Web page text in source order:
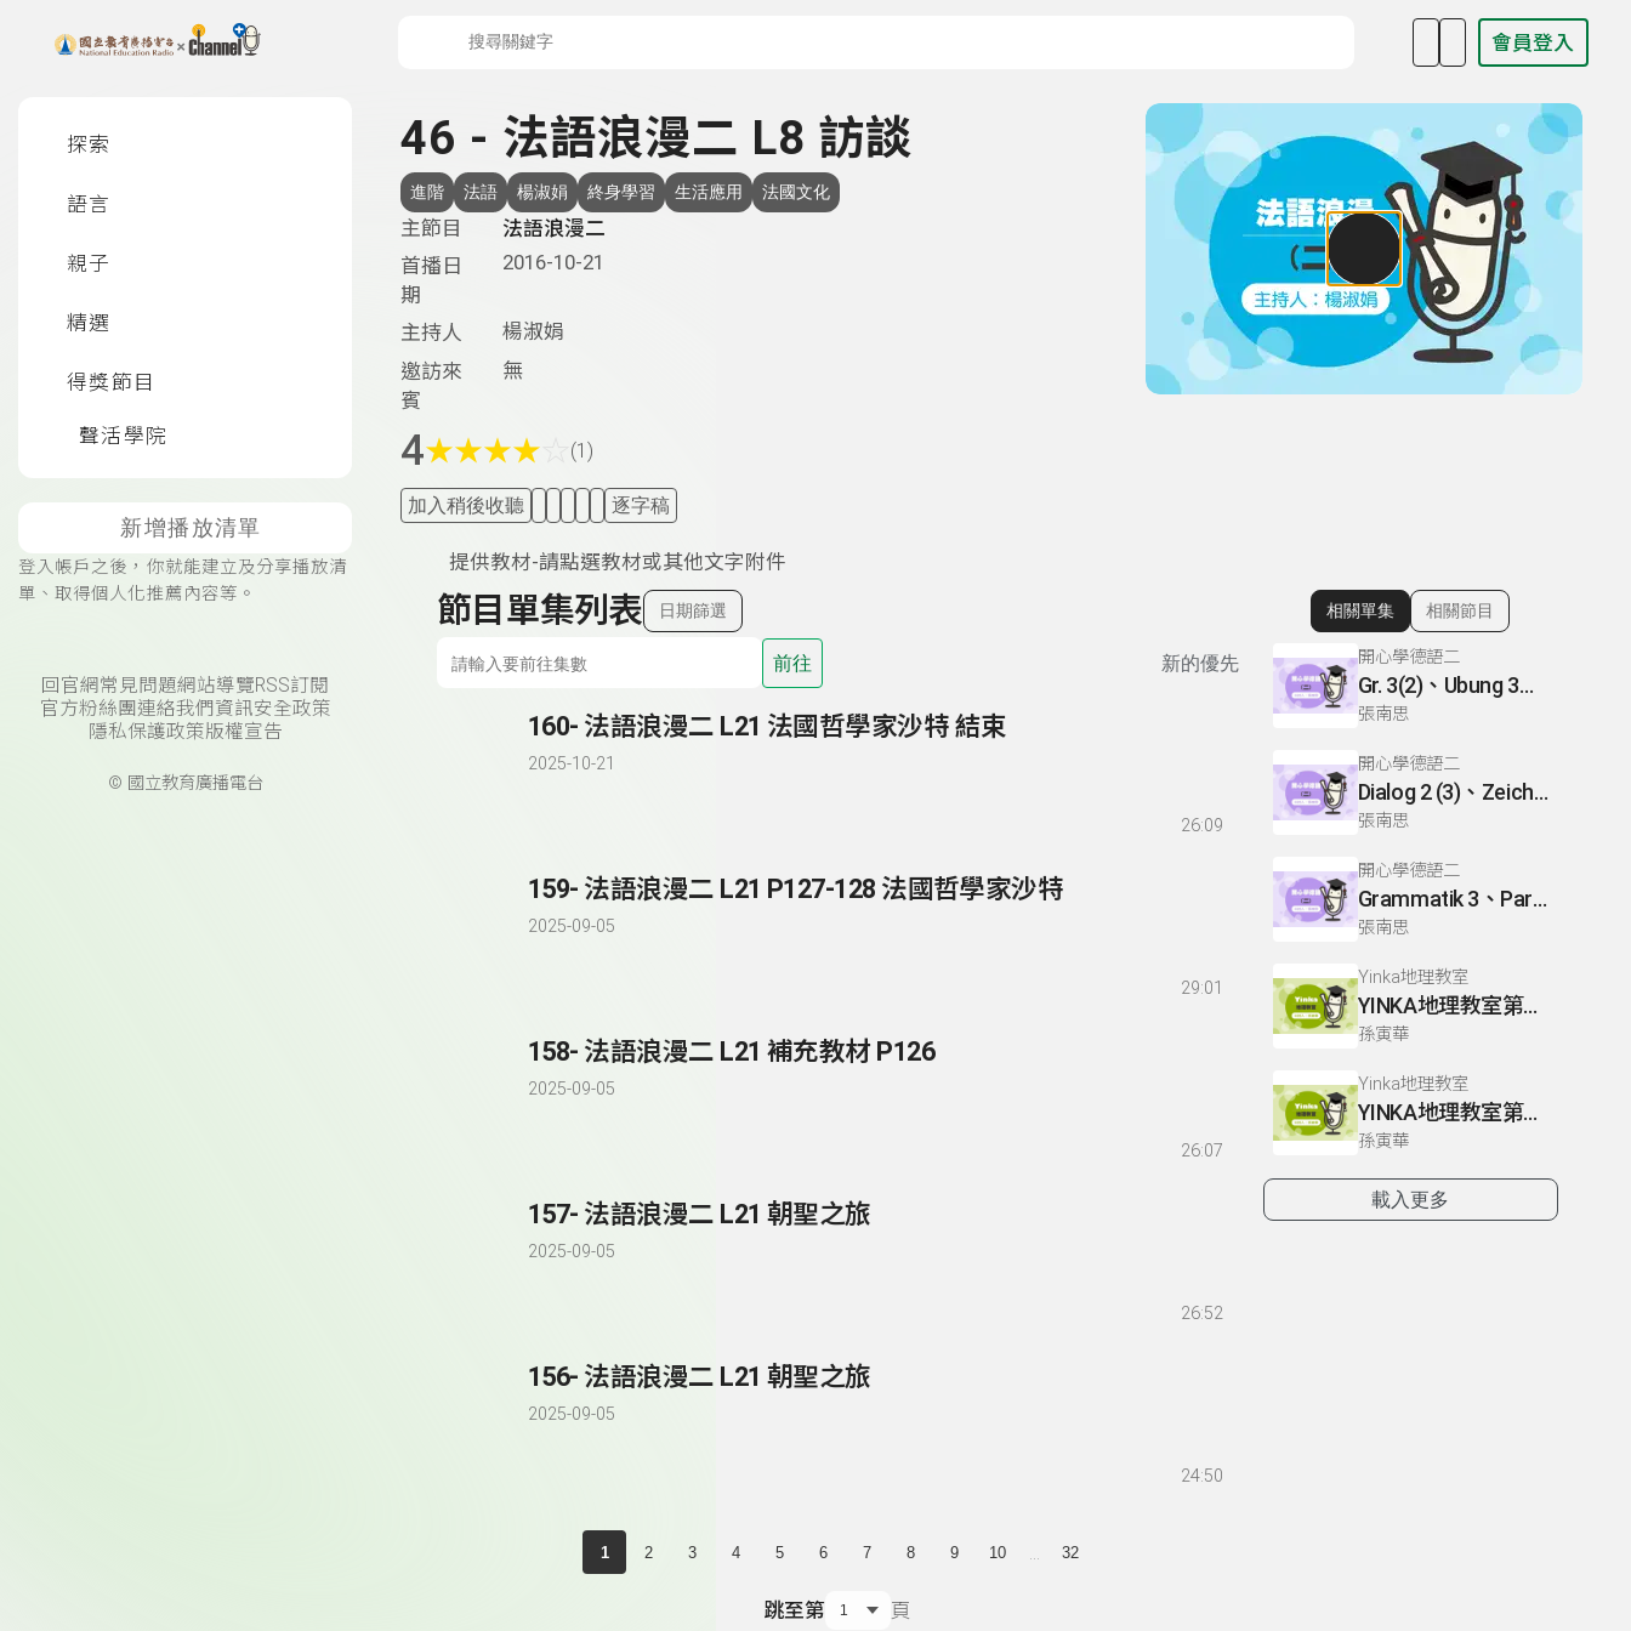
上方功能區塊 會員登入
探索
語言
親子
精選
得獎節目
聲活學院
新增播放清單
登入帳戶之後，你就能建立及分享播放清
單、取得個人化推薦內容等。
回官網常見問題網站導覽RSS訂閱
官方粉絲團連絡我們 資訊安全政策
隱私保護政策版權宣告
© 國立教育廣播電台
46 - 法語浪漫二 L8 訪談
進階 法語 楊淑娟 終身學習 生活應用 法國文化
主節目
法語浪漫二
首播日
期
2016-10-21
主持人
楊淑娟
邀訪來
賓
無
4★★★★ (1)
加入稍後收聽 逐字稿
提供教材-請點選教材或其他文字附件
節目單集列表 日期篩選
前往 新的優先
160- 法語浪漫二 L21 法國哲學家沙特 結束
2025-10-21
26:09
159- 法語浪漫二 L21 P127-128 法國哲學家沙特
2025-09-05
29:01
158- 法語浪漫二 L21 補充教材 P126
2025-09-05
26:07
157- 法語浪漫二 L21 朝聖之旅
2025-09-05
26:52
156- 法語浪漫二 L21 朝聖之旅
2025-09-05
24:50
1 2 3 4 5 6 7 8 9 10 32
跳至第 頁
顯示相關單集
相關單集 相關節目
開心學德語二
Gr. 3(2)、Ubung 3、Gr. 2(1)
張南思
開心學德語二
Dialog 2 (3)、Zeichnen: einen Mann、Lesetext 1(1)
張南思
開心學德語二
Grammatik 3、Partnerubungen Nr. 1, 3、Dialog 2(1)
張南思
Yinka地理教室
YINKA地理教室第一冊 P22-26
孫寅華
Yinka地理教室
YINKA地理教室第一冊 P4-5
孫寅華
載入更多